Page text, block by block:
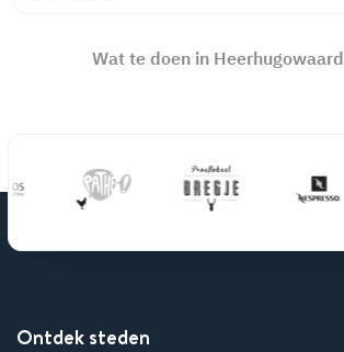
Wat te doen in Heerhugowaard
Ontdek steden